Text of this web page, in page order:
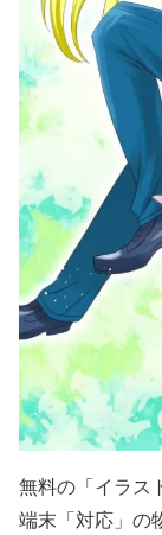
無料の「イラス
端末「対応」の